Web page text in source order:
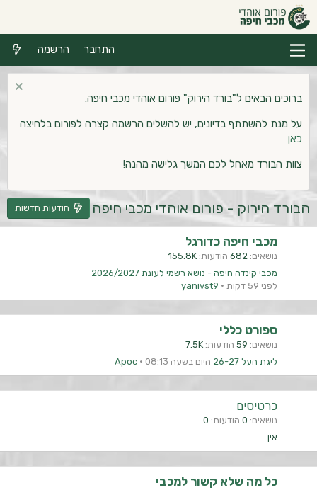
התחבר הרשמה
ברוכים הבאים ל"בורד הירוק" פורום אוהדי מכבי חיפה.
על מנת להשתתף בדיונים, יש להשלים הרשמה קצרה לפורום בלחיצה
כאן
צוות הבורד מאחל לכם המשך גלישה מהנה!
הבורד הירוק - פורום אוהדי מכבי חיפה הודעות חדשות
מכבי חיפה כדורגל
נושאים 682 הודעות 155.8K
מכבי קינדה חיפה - נושא רשמי לעונת 2026/2027
לפני 59 דקות
yanivst9
ספורט כללי
נושאים 59 הודעות 7.5K
ליגת העל 26-27
היום בשעה 08:13 Apoc
כרטיסים
נושאים 0 הודעות 0
אין
כל מה שלא קשור למכבי